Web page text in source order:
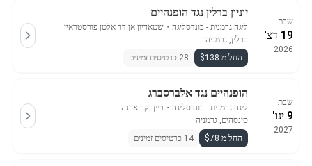
שבת
19 דצ'
2026
יוניון ברלין נגד הופנהיים
ליגה גרמנית - בונדסליגה ・ שטאדיון אן דר אלטן פורסטראיי
ברלין, גרמניה
החל מ $138
28 כרטיסים זמינים
שבת
9 ינו'
2027
הופנהיים נגד אלברסברג
ליגה גרמנית - בונדסליגה ・ ריין-נקר ארנה
סינסהים, גרמניה
החל מ $78
14 כרטיסים זמינים